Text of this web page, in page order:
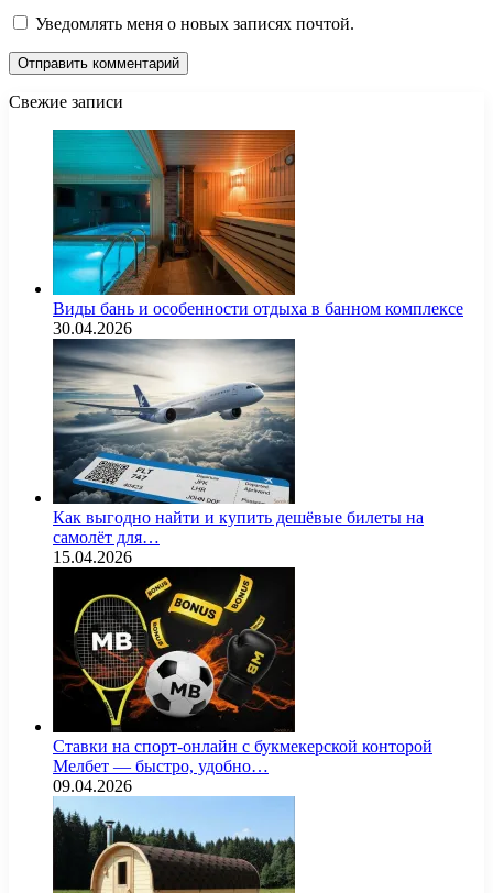
Уведомлять меня о новых записях почтой.
Свежие записи
Виды бань и особенности отдыха в банном комплексе
30.04.2026
Как выгодно найти и купить дешёвые билеты на
самолёт для…
15.04.2026
Ставки на спорт-онлайн с букмекерской конторой
Мелбет — быстро, удобно…
09.04.2026